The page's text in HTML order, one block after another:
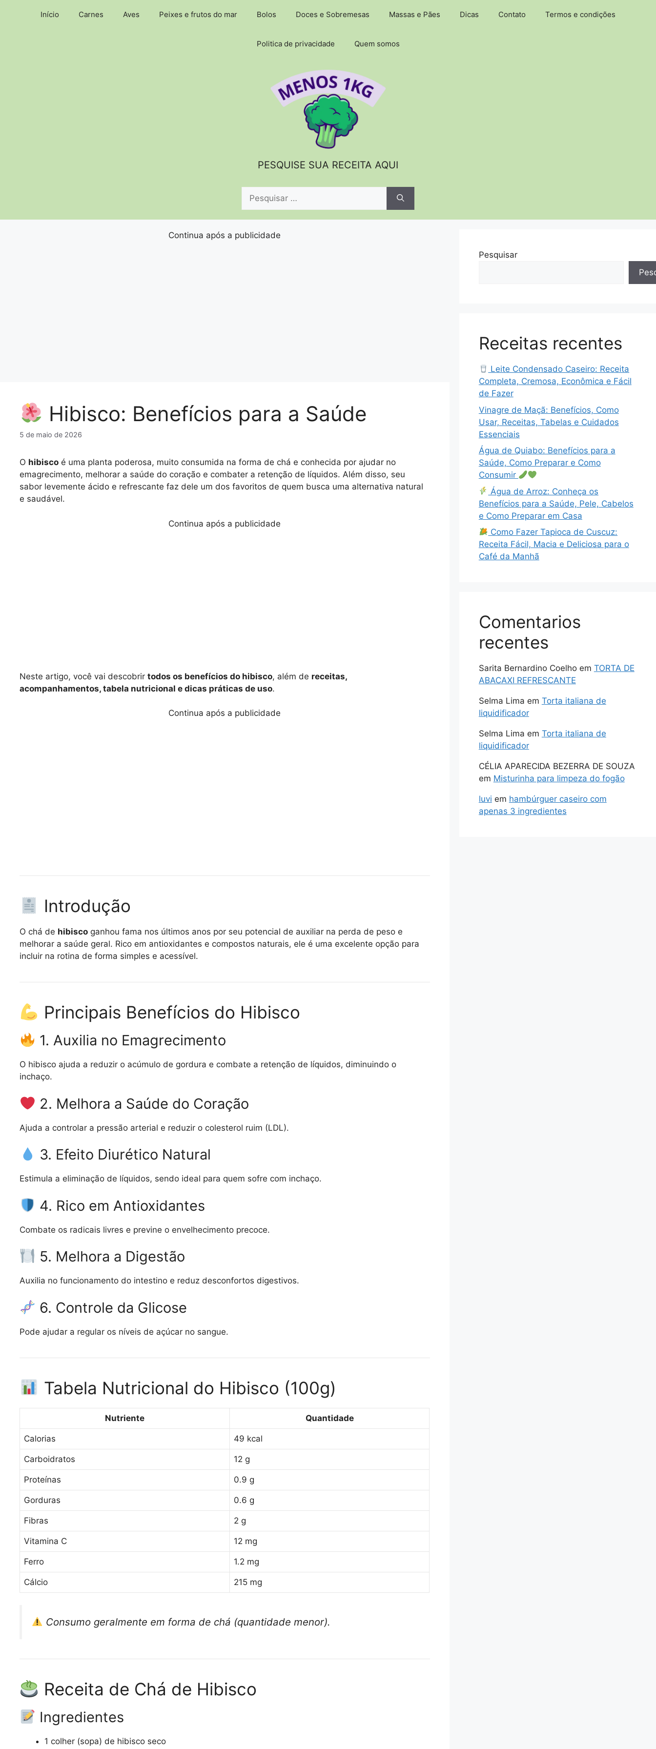
Início Carnes Aves Peixes e frutos do mar Bolos Doces e Sobremesas Massas e Pães Dicas Contato Termos e condições
Politica de privacidade Quem somos
PESQUISE SUA RECEITA AQUI
Pesquisar
Continua após a publicidade
Hibisco: Benefícios para a Saúde
5 de maio de 2026
O hibisco é uma planta poderosa, muito consumida na forma de chá e conhecida por ajudar no
emagrecimento, melhorar a saúde do coração e combater a retenção de líquidos. Além disso, seu
sabor levemente ácido e refrescante faz dele um dos favoritos de quem busca uma alternativa natural
e saudável.
Continua após a publicidade
Neste artigo, você vai descobrir todos os benefícios do hibisco, além de receitas,
acompanhamentos, tabela nutricional e dicas práticas de uso.
Continua após a publicidade
Introdução
O chá de hibisco ganhou fama nos últimos anos por seu potencial de auxiliar na perda de peso e
melhorar a saúde geral. Rico em antioxidantes e compostos naturais, ele é uma excelente opção para
incluir na rotina de forma simples e acessível.
Principais Benefícios do Hibisco
1. Auxilia no Emagrecimento
O hibisco ajuda a reduzir o acúmulo de gordura e combate a retenção de líquidos, diminuindo o
inchaço.
2. Melhora a Saúde do Coração
Ajuda a controlar a pressão arterial e reduzir o colesterol ruim (LDL).
3. Efeito Diurético Natural
Estimula a eliminação de líquidos, sendo ideal para quem sofre com inchaço.
4. Rico em Antioxidantes
Combate os radicais livres e previne o envelhecimento precoce.
5. Melhora a Digestão
Auxilia no funcionamento do intestino e reduz desconfortos digestivos.
6. Controle da Glicose
Pode ajudar a regular os níveis de açúcar no sangue.
Tabela Nutricional do Hibisco (100g)
Nutriente Quantidade
Calorias 49 kcal
Carboidratos 12 g
Proteínas 0.9 g
Gorduras 0.6 g
Fibras 2 g
Vitamina C 12 mg
Ferro 1.2 mg
Cálcio 215 mg
Consumo geralmente em forma de chá (quantidade menor).
Receita de Chá de Hibisco
Ingredientes
1 colher (sopa) de hibisco seco
Pesquisar
Receitas recentes
Leite Condensado Caseiro: Receita
Completa, Cremosa, Econômica e Fácil
de Fazer
Vinagre de Maçã: Benefícios, Como
Usar, Receitas, Tabelas e Cuidados
Essenciais
Água de Quiabo: Benefícios para a
Saúde, Como Preparar e Como
Consumir
Água de Arroz: Conheça os
Benefícios para a Saúde, Pele, Cabelos
e Como Preparar em Casa
Como Fazer Tapioca de Cuscuz:
Receita Fácil, Macia e Deliciosa para o
Café da Manhã
Comentarios
recentes
Sarita Bernardino Coelhoem TORTA DE
ABACAXI REFRESCANTE
Selma Lima em Torta italiana de
liquidificador
Selma Lima em Torta italiana de
liquidificador
CÉLIA APARECIDA BEZERRA DE SOUZA
em Misturinha para limpeza do fogão
luvi em hambúrguer caseiro com
apenas 3 ingredientes